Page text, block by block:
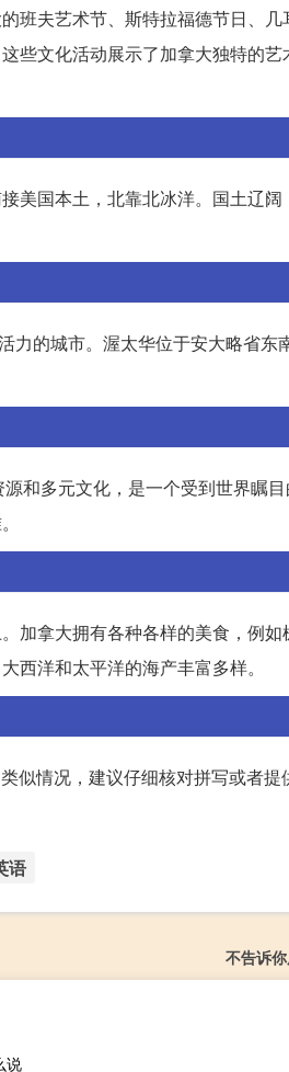
班夫艺术节、斯特拉福德节日、
些文化活动展示了加拿大独特的艺
美国本土，北靠北冰洋。国土辽阔
力的城市。渥太华位于安大略省东
和多元文化，是一个受到世界瞩目
加拿大拥有各种各样的美食，例如
西洋和太平洋的海产丰富多样。
似情况，建议仔细核对拼写或者提
语
不告诉
说